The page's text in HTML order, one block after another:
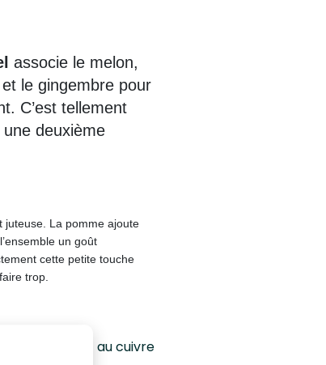
associe le melon,
le gingembre pour
C’est tellement
une deuxième
juteuse. La pomme ajoute
un goût
cette petite touche
trop.
vitamine C et au cuivre